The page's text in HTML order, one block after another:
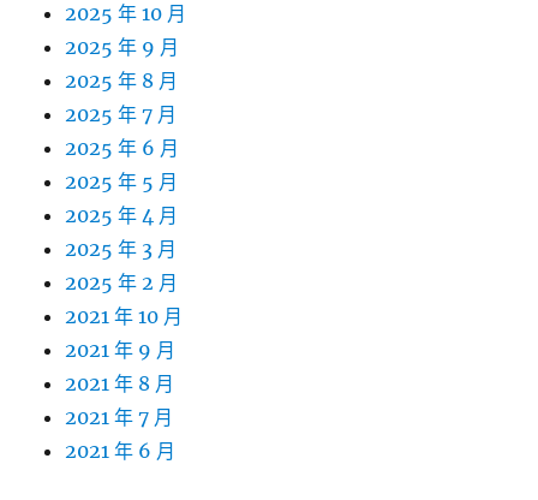
2025 年 10 月
2025 年 9 月
2025 年 8 月
2025 年 7 月
2025 年 6 月
2025 年 5 月
2025 年 4 月
2025 年 3 月
2025 年 2 月
2021 年 10 月
2021 年 9 月
2021 年 8 月
2021 年 7 月
2021 年 6 月